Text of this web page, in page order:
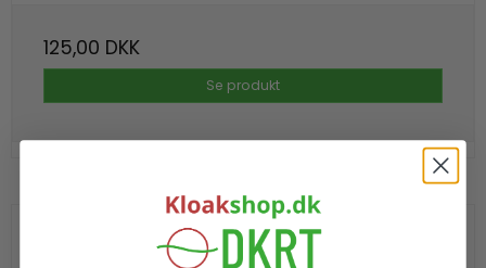
125,00 DKK
Se produkt